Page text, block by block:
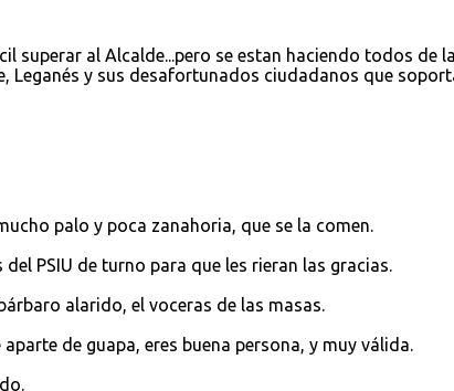
superar al Alcalde...pero se estan haciendo todos de
Leganés y sus desafortunados ciudadanos que
palo y poca zanahoria, que se la comen.
PSIU de turno para que les rieran las gracias.
alarido, el voceras de las masas.
de guapa, eres buena persona, y muy válida.